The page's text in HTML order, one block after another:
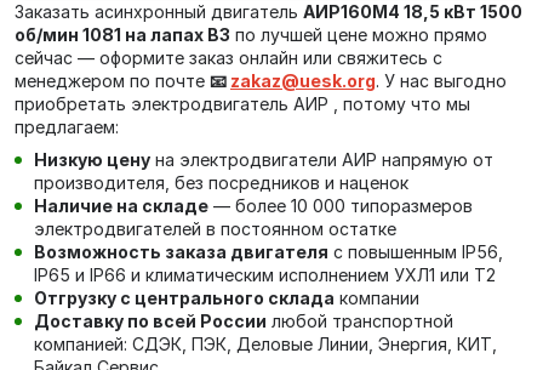
Заказать асинхронный двигатель АИР160М4 18,5 кВт 1500
об/мин 1081 на лапах В3 по лучшей цене можно прямо
сейчас — оформите заказ онлайн или свяжитесь с
менеджером по почте 📧 zakaz@uesk.org. У нас выгодно
приобретать электродвигатель АИР , потому что мы
предлагаем:
Низкую цену на электродвигатели АИР напрямую от
производителя, без посредников и наценок
Наличие на складе — более 10 000 типоразмеров
электродвигателей в постоянном остатке
Возможность заказа двигателя с повышенным IP56,
IP65 и IP66 и климатическим исполнением УХЛ1 или Т2
Отгрузку с центрального склада компании
Доставку по всей России любой транспортной
компанией: СДЭК, ПЭК, Деловые Линии, Энергия, КИТ,